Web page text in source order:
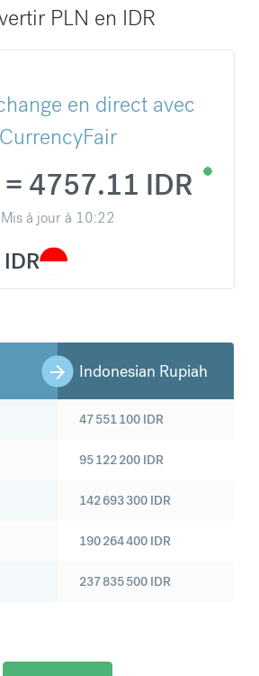
PLN en IDR
en direct avec
CurrencyFair
= 4757.11 IDR
Mis à jour à 10:22
IDR
Indonesian Rupiah
47 551 100 IDR
95 122 200 IDR
142 693 300 IDR
190 264 400 IDR
237 835 500 IDR